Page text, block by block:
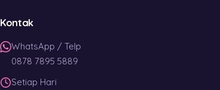
Kontak
WhatsApp / Telp
0878 7895 5889
Setiap Hari